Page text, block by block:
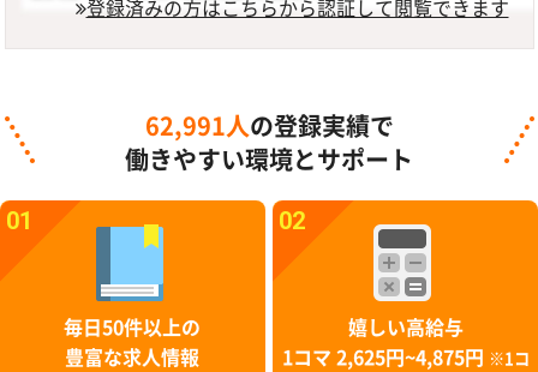
登録済みの方はこちらから認証して閲覧できます
62,991人 の登録実績で
働きやすい環境とサポート
01
毎日50件以上の
豊富な求人情報
02
嬉しい高給与
1コマ 2,625円~4,875円
※1コ